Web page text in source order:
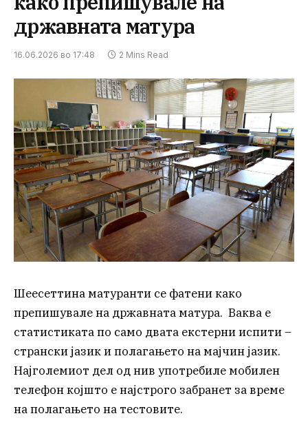
државната матура
16.06.2026 во 17:48 2 Mins Read
Шеесеттина матуранти се фатени како
препишувале на државната матура. Ваква е
статистиката по само двата екстерни испити –
странски јазик и полагањето на мајчин јазик.
Најголемиот дел од нив употребиле мобилен
телефон којшто е најстрого забранет за време
на полагањето на тестовите.